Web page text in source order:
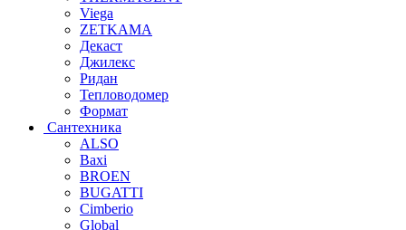
Viega
ZETKAMA
Декаст
Джилекс
Ридан
Тепловодомер
Формат
Сантехника
ALSO
Baxi
BROEN
BUGATTI
Cimberio
Global